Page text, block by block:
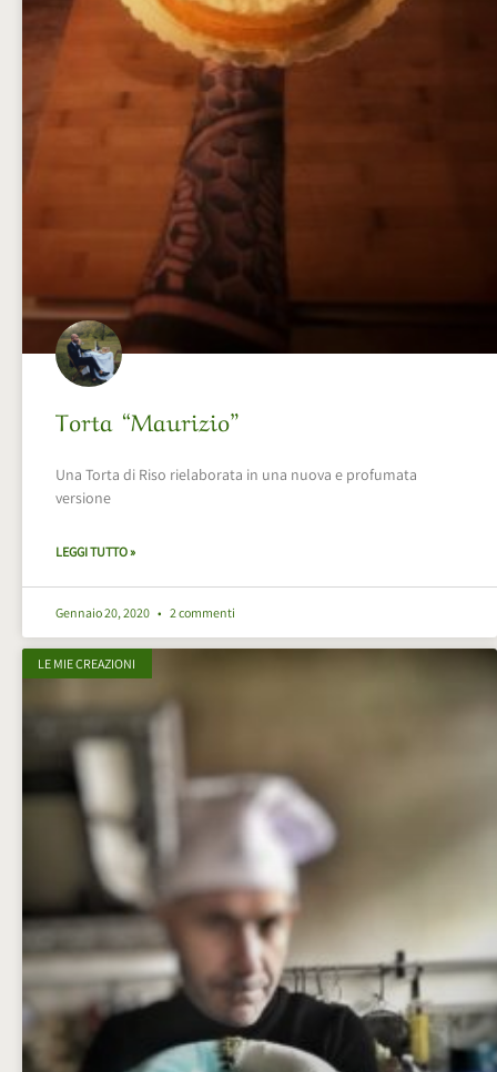
Torta “Maurizio”
Una Torta di Riso rielaborata in una nuova e profumata
versione
LEGGI TUTTO »
Gennaio 20, 2020 2 commenti
LE MIE CREAZIONI